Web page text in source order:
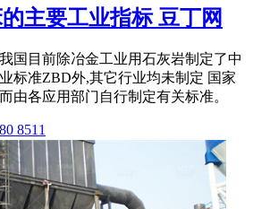
主要工业指标 豆丁网
国目前除冶金工业用石灰岩制定了中
标准ZBD外,其它行业均未制定 国家
由各应用部门自行制定有关标准。
8511